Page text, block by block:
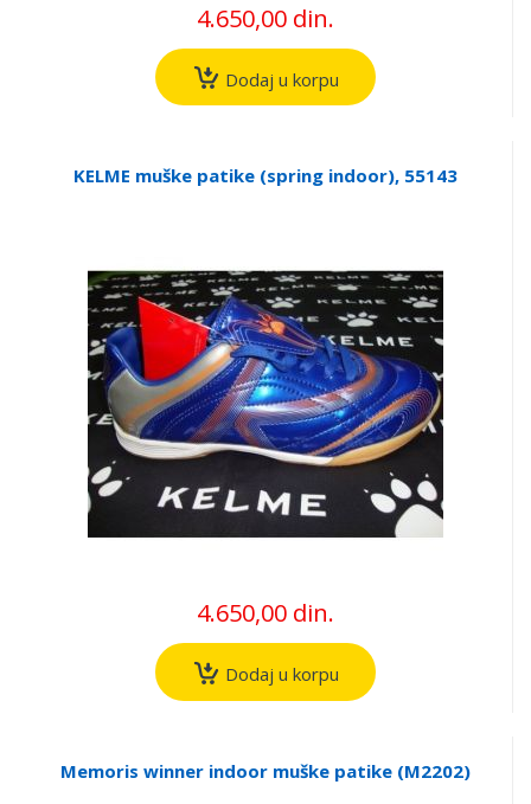
4.650,00 din.
Dodaj u korpu
KELME muške patike (spring indoor), 55143
4.650,00 din.
Dodaj u korpu
Memoris winner indoor muške patike (M2202)